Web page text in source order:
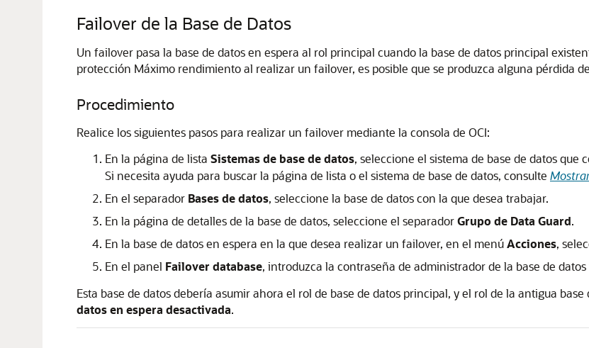
Failover de la Base de Datos
Un failover pasa la base de datos en espera al rol principal cuando la base de datos principal
protección Máximo rendimiento al realizar un failover, es posible que se produzca alguna pérdida
Procedimiento
Realice los siguientes pasos para realizar un failover mediante la consola de OCI:
En la página de lista Sistemas de base de datos, seleccione el sistema de base de datos que
Si necesita ayuda para buscar la página de lista o el sistema de base de datos, consulte
En el separador Bases de datos, seleccione la base de datos con la que desea trabajar.
En la página de detalles de la base de datos, seleccione el separadorGrupo de Data Guard.
En la base de datos en espera en la que desea realizar un failover, en el menúAcciones,
En el panel Failover database, introduzca la contraseña de administrador de la base de
Esta base de datos debería asumir ahora el rol de base de datos principal, y el rol de la antigua
datos en espera desactivada.